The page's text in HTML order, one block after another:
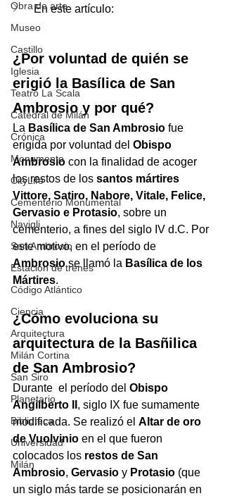
Obra de arte
Museo
Castillo
Iglesia
Teatro La Scala
Catedral de Milán
Crónica
Monumento
CityLife
Cementerio Monumental
Navigli
San Ambrosio
Estación de trenes
Código Atlántico
Ciencia
Arquitectura
Milán Cortina
San Siro
Planetario
Biblioteca
Universidad
Milán
En este artículo:
¿Por voluntad de quién se
erigió la Basílica de San
Ambrosio y por qué?
La Basílica de San Ambrosio fue
erigida por voluntad del Obispo
Ambrosio con la finalidad de acoger
los restos de los santos mártires
Vittore, Satiro, Nabore, Vitale, Felice,
Gervasio e Protasio, sobre un
cementerio, a fines del siglo IV d.C. Por
este motivo, en el período de
Ambrosio se llamó la Basílica de los
Mártires.
¿Cómo evoluciona su
arquitectura de la Basñilica
de San Ambrosio?
Durante  el período del Obispo
Angilberto II , siglo IX fue sumamente
modificada. Se realizó el Altar de oro
de Vuolvinio en el que fueron
colocados los restos de San
Ambrosio, Gervasio y Protasio (que
un siglo más tarde se posicionarán en